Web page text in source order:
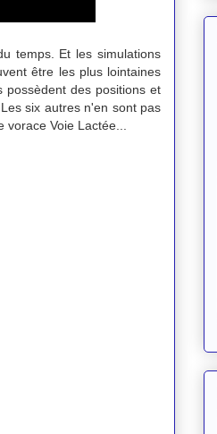
temps. Et les simulations
être les plus lointaines
des positions et
six autres n'en sont pas
Voie Lactée...